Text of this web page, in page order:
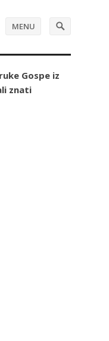
MENU
Gospe iz
znati